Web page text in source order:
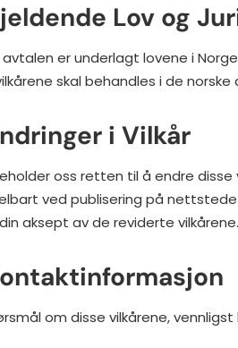
Lov og
avtalen er underlagt lovene i
skal behandles i de
i Vilkår
oss retten til å endre disse
ved publisering på
aksept av de reviderte vilkårene.
om disse vilkårene,